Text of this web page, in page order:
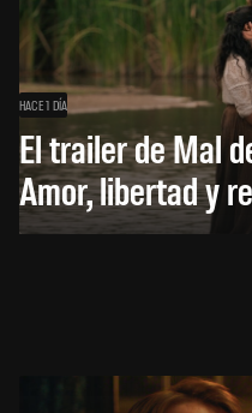
HACE 1 DÍA
El trailer de Mal
Amor, libertad y